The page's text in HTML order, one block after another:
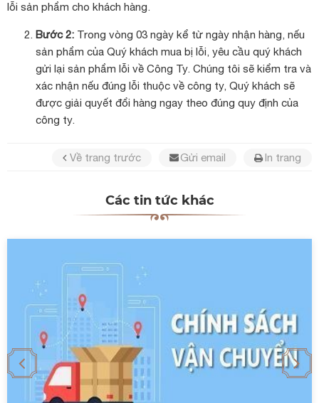
lỗi sản phẩm cho khách hàng.
Bước 2: Trong vòng 03 ngày kể từ ngày nhận hàng, nếu
sản phẩm của Quý khách mua bị lỗi, yêu cầu quý khách
gửi lại sản phẩm lỗi về Công Ty. Chúng tôi sẽ kiểm tra và
xác nhận nếu đúng lỗi thuộc về công ty, Quý khách sẽ
được giải quyết đổi hàng ngay theo đúng quy định của
công ty.
Về trang trước Gửi email In trang
Các tin tức khác